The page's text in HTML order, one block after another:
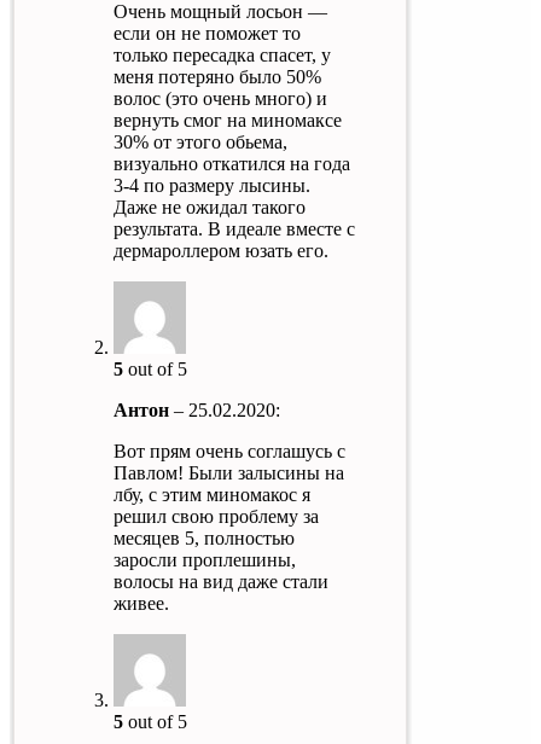
Очень мощный лосьон —
если он не поможет то
только пересадка спасет, у
меня потеряно было 50%
волос (это очень много) и
вернуть смог на миномаксе
30% от этого обьема,
визуально откатился на года
3-4 по размеру лысины.
Даже не ожидал такого
результата. В идеале вместе с
дермароллером юзать его.
5 out of 5
Антон –25.02.2020:
Вот прям очень соглашусь с
Павлом! Были залысины на
лбу, с этим миномакос я
решил свою проблему за
месяцев 5, полностью
заросли проплешины,
волосы на вид даже стали
живее.
5 out of 5